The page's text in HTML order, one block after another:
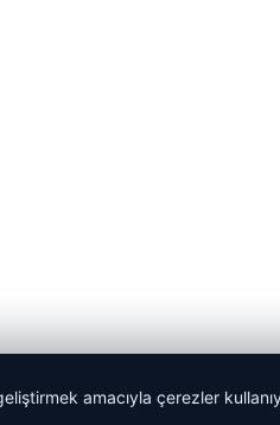
amacıyla çerezler